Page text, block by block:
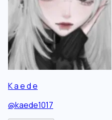
K a e d e
@kaede1017